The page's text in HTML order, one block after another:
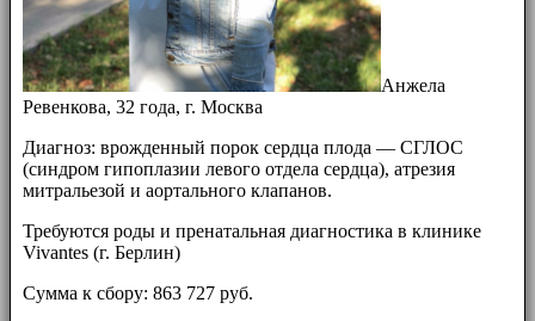
Анжела
Ревенкова, 32 года, г. Москва
Диагноз: врожденный порок сердца плода — СГЛОС
(синдром гипоплазии левого отдела сердца), атрезия
митральезой и аортального клапанов.
Требуются роды и пренатальная диагностика в клинике
Vivantes (г. Берлин)
Сумма к сбору: 863 727 руб.